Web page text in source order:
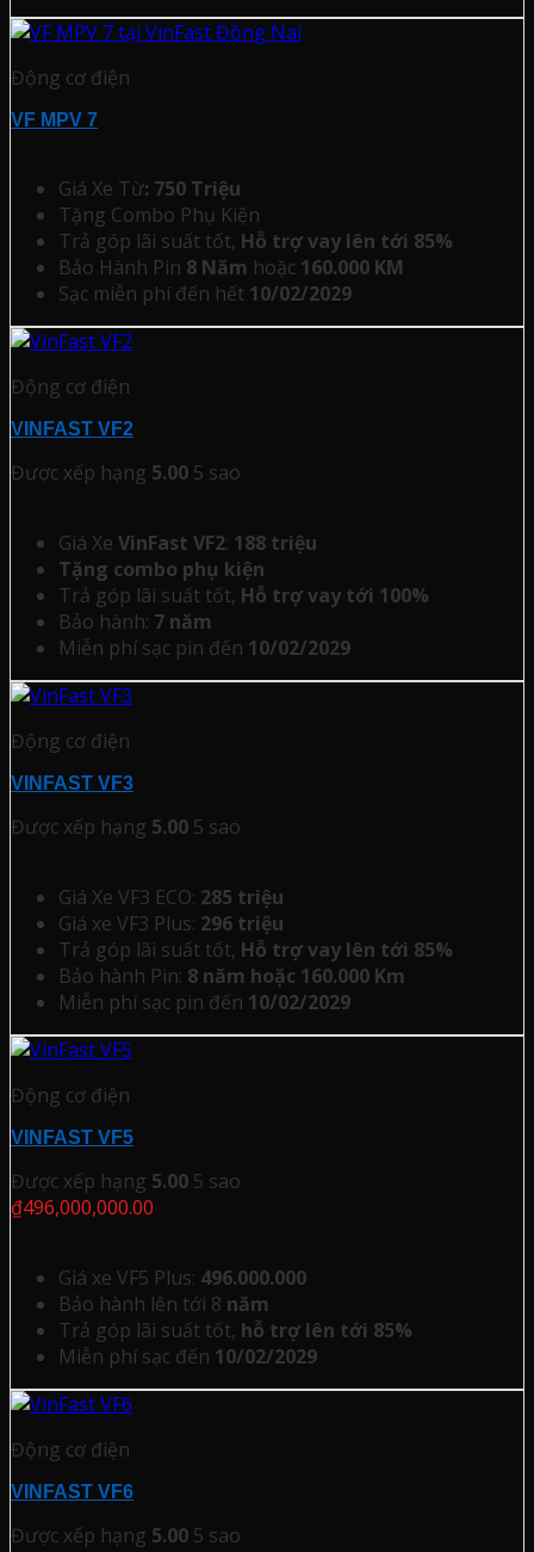
Động cơ điện
VF MPV 7
Giá Xe Từ: 750 Triệu
Tặng Combo Phụ Kiện
Trả góp lãi suất tốt, Hỗ trợ vay lên tới 85%
Bảo Hành Pin 8 Năm hoặc 160.000 KM
Sạc miễn phí đến hết 10/02/2029
Động cơ điện
VINFAST VF2
Được xếp hạng 5.00 5 sao
Giá Xe VinFast VF2: 188 triệu
Tặng combo phụ kiện
Trả góp lãi suất tốt, Hỗ trợ vay tới 100%
Bảo hành: 7 năm
Miễn phí sạc pin đến 10/02/2029
Động cơ điện
VINFAST VF3
Được xếp hạng 5.00 5 sao
Giá Xe VF3 ECO: 285 triệu
Giá xe VF3 Plus: 296 triệu
Trả góp lãi suất tốt, Hỗ trợ vay lên tới 85%
Bảo hành Pin: 8 năm hoặc 160.000 Km
Miễn phí sạc pin đến 10/02/2029
Động cơ điện
VINFAST VF5
Được xếp hạng 5.00 5 sao
₫496,000,000.00
Giá xe VF5 Plus: 496.000.000
Bảo hành lên tới 8 năm
Trả góp lãi suất tốt, hỗ trợ lên tới 85%
Miễn phí sạc đến 10/02/2029
Động cơ điện
VINFAST VF6
Được xếp hạng 5.00 5 sao